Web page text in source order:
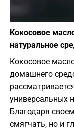
Кокосовое
натуральное
Кокосовое
домашнего
универсальных
Благодаря
смягчать, но и